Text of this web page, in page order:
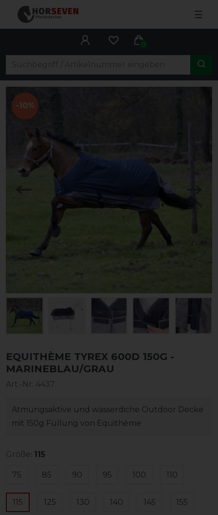
☰
0
-10%
EQUITHÈME TYREX 600D 150G -
MARINEBLAU/GRAU
Art.-Nr: 4437
Atmungsaktive und wasserdiche Outdoor Decke
mit 150g Füllung von Equithème
Größe: 115
75 85 90 95 100 110
115 125 130 140 145 155